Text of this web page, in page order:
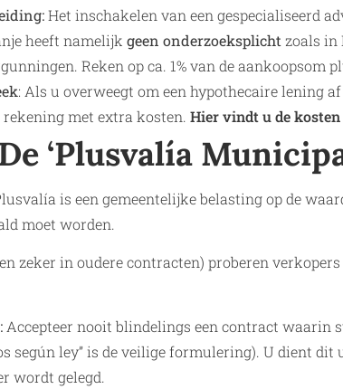
Het inschakelen van een gespecialiseerd
heeft namelijk geen onderzoeksplicht zoals in
Reken op ca. 1% van de aankoopsom
: Als u overweegt om een hypothecaire lening
met extra kosten. Hier vindt u de
‘Plusvalía
is een gemeentelijke belasting op de
moet worden.
zeker in oudere contracten) proberen
Accepteer nooit blindelings een contract waarin
según ley” is de veilige formulering). U dient
wordt gelegd.